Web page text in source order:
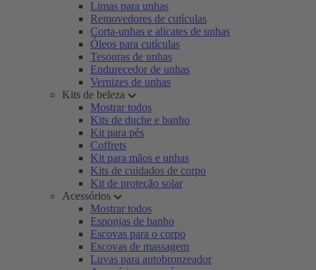
Limas para unhas
Removedores de cutículas
Corta-unhas e alicates de unhas
Óleos para cutículas
Tesouras de unhas
Endurecedor de unhas
Vernizes de unhas
Kits de beleza
Mostrar todos
Kits de duche e banho
Kit para pés
Coffrets
Kit para mãos e unhas
Kits de cuidados de corpo
Kit de proteção solar
Acessórios
Mostrar todos
Esponjas de banho
Escovas para o corpo
Escovas de massagem
Luvas para autobronzeador